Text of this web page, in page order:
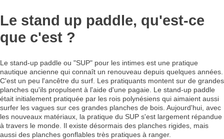
Le stand up paddle, qu'est-ce
que c'est ?
Le stand-up paddle ou "SUP" pour les intimes est une pratique
nautique ancienne qui connaît un renouveau depuis quelques années.
C'est un peu l'ancêtre du surf. Les pratiquants montent sur de grandes
planches qu'ils propulsent à l'aide d'une pagaie. Le stand-up paddle
était initialement pratiquée par les rois polynésiens qui aimaient aussi
surfer les vagues sur ces grandes planches de bois. Aujourd'hui, avec
les nouveaux matériaux, la pratique du SUP s'est largement répandue
à travers le monde. Il existe désormais des planches rigides, mais
aussi des planches gonflables très pratiques à ranger.